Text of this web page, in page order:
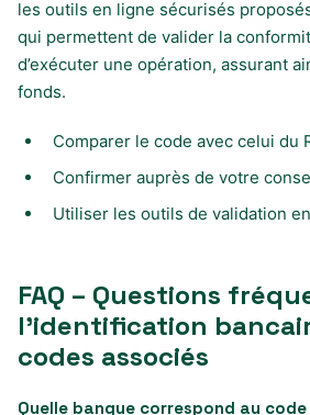
les outils en ligne sécurisés
qui permettent de valider la
d’exécuter une opération, assurant
fonds.
Comparer le code avec celui du
Confirmer auprès de votre
Utiliser les outils de validation
FAQ – Questions
l’identification
codes associés
Quelle banque correspond au code